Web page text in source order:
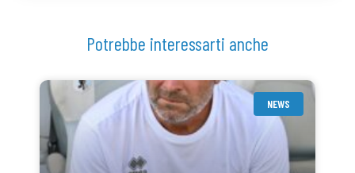
Potrebbe interessarti anche
NEWS